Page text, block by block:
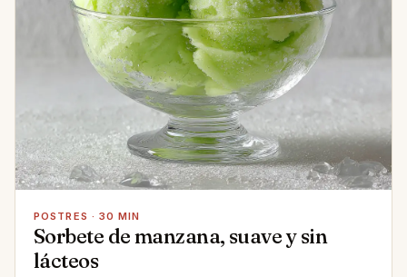
POSTRES · 30 MIN
Sorbete de manzana, suave y sin
lácteos